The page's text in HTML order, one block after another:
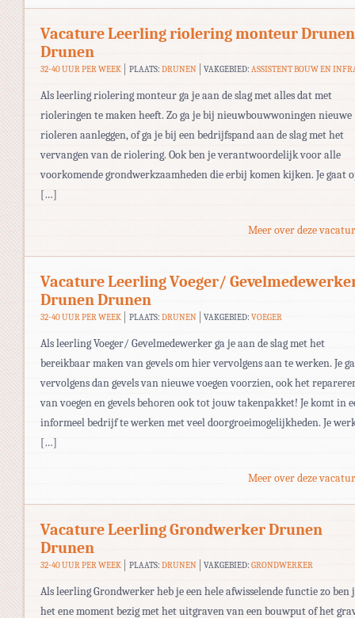
Vacature Leerling riolering monteur Drunen
Drunen
32-40 UUR PER WEEK PLAATS: DRUNEN VAKGEBIED:ASSISTENT BOUW EN
Als leerling riolering monteur ga je aan de slag met alles dat met
rioleringen te maken heeft. Zo ga je bij nieuwbouwwoningen nieuwe
rioleren aanleggen, of ga je bij een bedrijfspand aan de slag met het
vervangen van de riolering. Ook ben je verantwoordelijk voor alle
voorkomende grondwerkzaamheden die erbij komen kijken. Je gaat
[…]
Meer over deze
Vacature Leerling Voeger/
Drunen Drunen
32-40 UUR PER WEEK PLAATS: DRUNEN VAKGEBIED:VOEGER
Als leerling Voeger/ Gevelmedewerker ga je aan de slag met het
bereikbaar maken van gevels om hier vervolgens aan te werken. Je
vervolgens dan gevels van nieuwe voegen voorzien, ook het
van voegen en gevels behoren ook tot jouw takenpakket! Je komt in
informeel bedrijf te werken met veel doorgroeimogelijkheden. Je
[…]
Meer over deze
Vacature Leerling Grondwerker Drunen
Drunen
32-40 UUR PER WEEK PLAATS: DRUNEN VAKGEBIED:GRONDWERKER
Als leerling Grondwerker heb je een hele afwisselende functie zo ben
het ene moment bezig met het uitgraven van een bouwput of het